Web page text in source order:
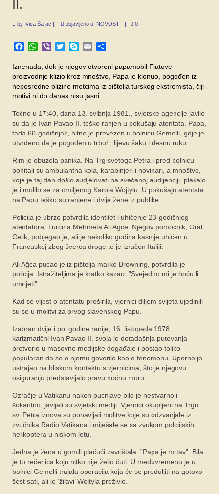
FORUM
II.
by Ivica Šarac | objavljeno u: NOVOSTI | 0
Facebook
WhatsApp
Viber TwitterSkypeEmail
Iznenada, dok je njegov otvoreni papamobil Fiatove
proizvodnje klizio kroz mnoštvo, Papa je klonuo, pogođen iz
neposredne blizine metcima iz pištolja turskog ekstremista, čiji
motivi ni do danas nisu jasni.
Točno u 17:40, dana 13. svibnja 1981., svjetske agencije javile
su da je Ivan Pavao II. teško ranjen u pokušaju atentata. Papa,
tada 60-godišnjak, hitno je prevezen u bolnicu Gemelli, gdje je
utvrđeno da je pogođen u trbuh, lijevu šaku i desnu ruku.
Rim je obuzela panika. Na Trg svetoga Petra i pred bolnicu
pohitali su ambulantna kola, karabinjeri i novinari, a mnoštvo,
koje je taj dan došlo sudjelovati na svečanoj audijenciji, plakalo
je i molilo se za omiljenog Karola Wojtylu. U pokušaju atentata
na Papu teško su ranjene i dvije žene iz publike.
Policija je ubrzo potvrdila identitet i uhićenje 23-godišnjeg
atentatora, Turčina Mehmeta Ali Ağce. Njegov pomoćnik, Oral
Celik, pobjegao je, ali je nekoliko godina kasnije uhićen u
Francuskoj zbog šverca droge te je izručen Italiji.
Ali Ağca pucao je iz pištolja marke Browning, potvrdila je
policija. Istražiteljima je kratko kazao: ”Svejedno mi je hoću li
umrijeti”.
Kad se vijest o atentatu proširila, vjernici diljem svijeta ujedinili
su se u molitvi za prvog slavenskog Papu.
Izabran dvije i pol godine ranije, 16. listopada 1978.,
karizmatični Ivan Pavao II. svoja je dotadašnja putovanja
pretvorio u masovne medijske događaje i postao toliko
popularan da se o njemu govorilo kao o fenomenu. Uporno je
ustrajao na bliskom kontaktu s vjernicima, što je njegovu
osiguranju predstavljalo pravu noćnu moru.
Ozračje u Vatikanu nakon pucnjave bilo je nestvarno i
šokantno, javljali su svjetski mediji. Vjernici okupljeni na Trgu
sv. Petra iznova su ponavljali molitve koje su odzvanjale iz
zvučnika Radio Vatikana i miješale se sa zvukom policijskih
helikoptera u niskom letu.
Jedna je žena u gomili plačući zavrištala: ”Papa je mrtav”. Bila
je to rečenica koju nitko nije želio čuti. U međuvremenu je u
bolnici Gemelli trajala operacija koja će se produljiti na gotovo
šest sati, ali je ‘žilavi’ Wojtyla preživio.